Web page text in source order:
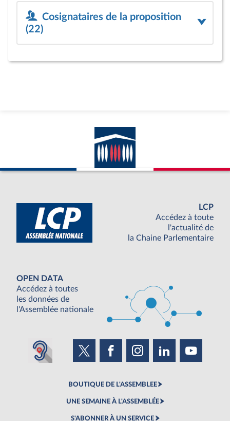
Cosignataires de la proposition
(22)
LCP
Accédez à toute
l'actualité de
la Chaine Parlementaire
OPEN DATA
Accédez à toutes
les données de
l'Assemblée nationale
BOUTIQUE DE L'ASSEMBLEE
UNE SEMAINE À L'ASSEMBLÉE
S'ABONNER À UN SERVICE